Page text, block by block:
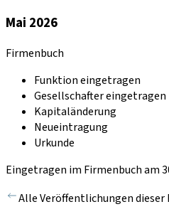
Mai 2026
Firmenbuch
Funktion eingetragen
Gesellschafter eingetragen
Kapitaländerung
Neueintragung
Urkunde
Eingetragen im Firmenbuch am
Alle Veröffentlichungen dieser